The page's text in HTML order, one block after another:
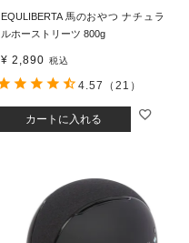
EQULIBERTA 馬のおやつ ナチュラ
ルホーストリーツ 800g
¥ 2,890 税込
カートに入れる
4.57 （21）